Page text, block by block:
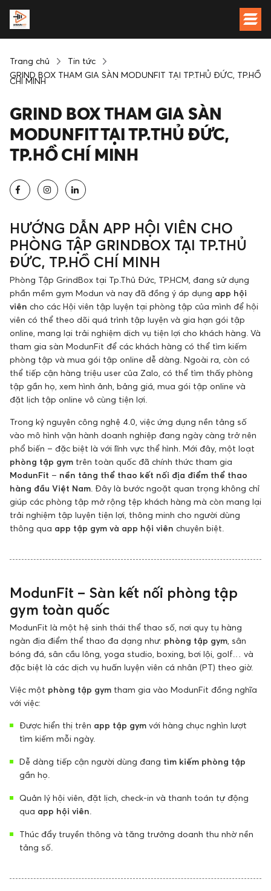
Trang chủ
Tin tức
GRIND BOX THAM GIA SÀN MODUNFIT TẠI TP.THỦ ĐỨC, TP.HỒ
CHÍ MINH
GRIND BOX THAM GIA SÀN
MODUNFIT TẠI TP.THỦ ĐỨC,
TP.HỒ CHÍ MINH
HƯỚNG DẪN APP HỘI VIÊN CHO
PHÒNG TẬP GRINDBOX TẠI TP.THỦ
ĐỨC, TP.HỒ CHÍ MINH
Phòng Tập GrindBox tại Tp.Thủ Đức, TP.HCM, đang sử dụng
phần mềm gym Modun và nay đã đồng ý áp dụng app hội
viên cho các Hội viên tập luyện tại phòng tập của mình để hội
viên có thể theo dõi quá trình tập luyện và gia hạn gói tập
online, mang lại trải nghiệm dịch vụ tiện lợi cho khách hàng. Và
tham gia sàn ModunFit để các khách hàng có thể tìm kiếm
phòng tập và mua gói tập online dễ dàng. Ngoài ra, còn có
thể tiếp cận hàng triệu user của Zalo, có thể tìm thấy phòng
tập gần họ, xem hình ảnh, bảng giá, mua gói tập online và
đặt lịch tập online vô cùng tiện lợi.
Trong kỷ nguyên công nghệ 4.0, việc ứng dụng nền tảng số
vào mô hình vận hành doanh nghiệp đang ngày càng trở nên
phổ biến – đặc biệt là với lĩnh vực thể hình. Mới đây, một loạt
phòng tập gym trên toàn quốc đã chính thức tham gia
ModunFit – nền tảng thể thao kết nối địa điểm thể thao
hàng đầu Việt Nam . Đây là bước ngoặt quan trọng không chỉ
giúp các phòng tập mở rộng tệp khách hàng mà còn mang lại
trải nghiệm tập luyện tiện lợi, thông minh cho người dùng
thông qua app tập gym và app hội viên chuyên biệt.
ModunFit – Sàn kết nối phòng tập
gym toàn quốc
ModunFit là một hệ sinh thái thể thao số, nơi quy tụ hàng
ngàn địa điểm thể thao đa dạng như: phòng tập gym , sân
bóng đá, sân cầu lông, yoga studio, boxing, bơi lội, golf… và
đặc biệt là các dịch vụ huấn luyện viên cá nhân (PT) theo giờ.
Việc một phòng tập gym tham gia vào ModunFit đồng nghĩa
với việc:
Được hiển thị trên app tập gym với hàng chục nghìn lượt
tìm kiếm mỗi ngày.
Dễ dàng tiếp cận người dùng đang tìm kiếm phòng tập
gần họ.
Quản lý hội viên, đặt lịch, check-in và thanh toán tự động
qua app hội viên
Thúc đẩy truyền thông và tăng trưởng doanh thu nhờ nền
tảng số.